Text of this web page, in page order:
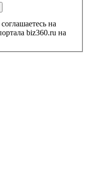
на
biz360.ru на